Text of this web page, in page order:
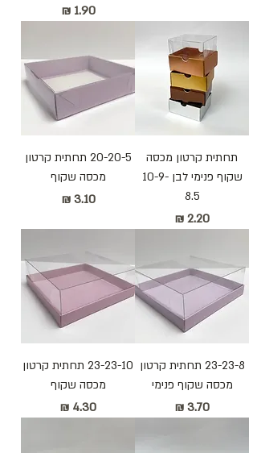
מחיר‏1.90 ‏₪
תחתית קרטון מכסה
שקוף פנימי לבן 10-9-
8.5
מחיר
20-20-5 תחתית קרטון
מכסה שקוף
מחיר‏3.10 ‏₪
23-23-8 תחתית קרטון
מכסה שקוף פנימי
מחיר
23-23-10 תחתית קרטון
מכסה שקוף
מחיר